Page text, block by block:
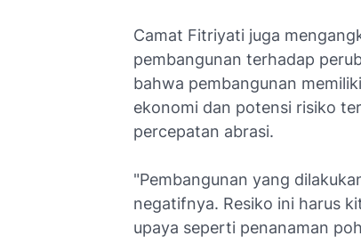
Camat Fitriyati juga
pembangunan terhadap
bahwa pembangunan
ekonomi dan potensi risiko
percepatan abrasi.
"Pembangunan yang
negatifnya. Resiko ini harus
upaya seperti penanaman